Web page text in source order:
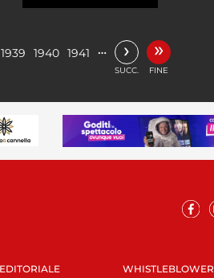
1939 1940 1941 … ›
SUCC.
»
FINE
WHISTLEBLOWER